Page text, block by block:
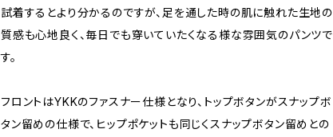
試着するとより分かるのですが、足を通した時の肌に触れた生地の
質感も心地良く、毎日でも穿いていたくなる様な雰囲気のパンツで
す。
フロントはYKKのファスナー仕様となり、トップボタンがスナップボ
タン留めの仕様で、ヒップポケットも同じくスナップボタン留めとの